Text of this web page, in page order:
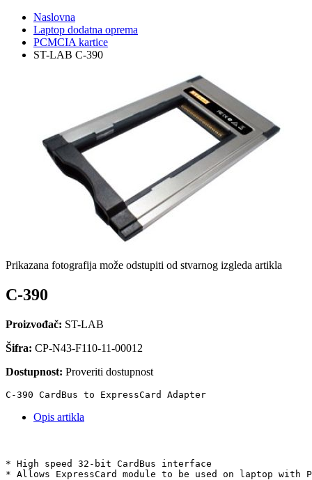
Naslovna
Laptop dodatna oprema
PCMCIA kartice
ST-LAB C-390
Prikazana fotografija može odstupiti od stvarnog izgleda artikla
C-390
Proizvođač: ST-LAB
Šifra: CP-N43-F110-11-00012
Dostupnost: Proveriti dostupnost
C-390 CardBus to ExpressCard Adapter
Opis artikla
* High speed 32-bit CardBus interface
* Allows ExpressCard module to be used on laptop with